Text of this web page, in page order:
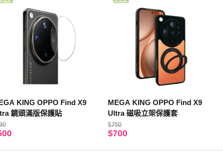
KING OPPO Find X9
鏡頭滿版保護貼
MEGA KING OPPO Find X9
Ultra 磁吸立架保護套
$750
$700